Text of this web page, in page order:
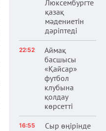
Люксембургте
қазақ
мәдениетін
дәріптеді
22:52
Аймақ
басшысы
«Қайсар»
футбол
клубына
қолдау
көрсетті
16:55
Сыр өңірінде